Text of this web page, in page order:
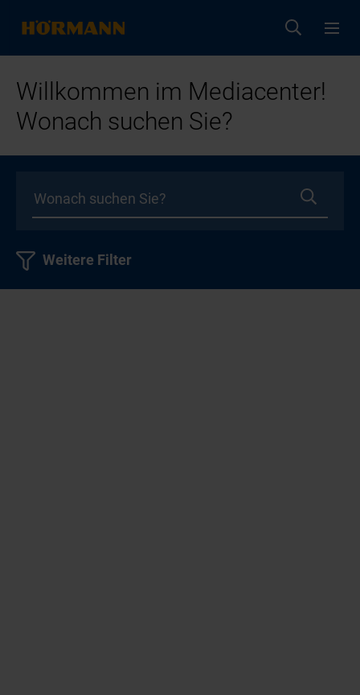
Willkommen im Mediacenter!
Wonach suchen Sie?
Weitere Filter